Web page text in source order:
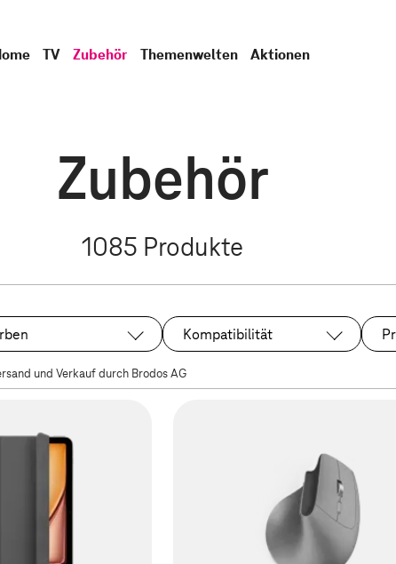
TV Zubehör Themenwelten Aktionen
Zubehör
1085 Produkte
Kompatibilität
und Verkauf durch Brodos AG